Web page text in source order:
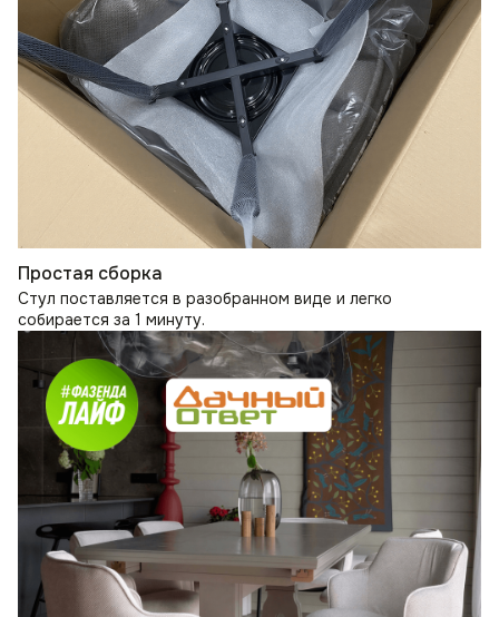
Простая сборка
Стул поставляется в разобранном виде и легко
собирается за 1 минуту.